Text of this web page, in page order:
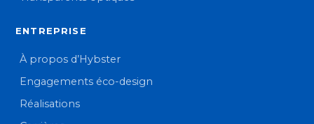
ENTREPRISE
À propos d’Hybster
Engagements éco-design
Réalisations